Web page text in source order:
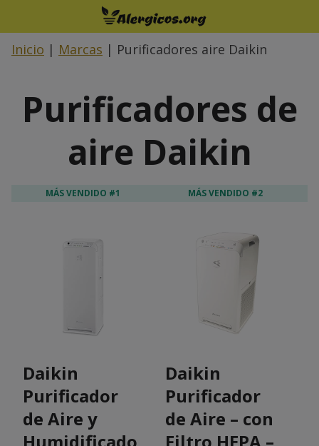
contenido
Inicio | Marcas | Purificadores aire Daikin
Purificadores de
aire Daikin
MÁS VENDIDO #1
Daikin
Purificador
de Aire y
MÁS VENDIDO #2
Daikin
Purificador
de Aire – con